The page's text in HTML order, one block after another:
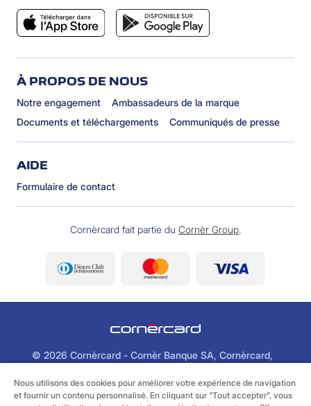
À PROPOS DE NOUS
Notre engagement
Ambassadeurs de la marque
Documents et téléchargements
Communiqués de presse
AIDE
Formulaire de contact
Cornèrcard fait partie du Cornèr Group.
© 2026 Cornèrcard - Cornèr Banque SA, Cornèrcard,
Informations juridiques
Cookie policy
Nous utilisons des cookies pour améliorer votre expérience de navigation
et fournir un contenu personnalisé. En cliquant sur "Tout accepter", vous